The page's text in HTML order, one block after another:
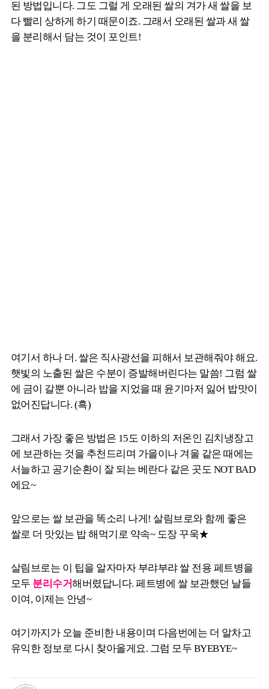
된 방법입니다. 그도 그럴 게 오래된 쌀의 겨가 새 쌀을 보
다 빨리 상하게 하기 때문이죠. 그래서 오래된 쌀과 새 쌀
을 분리해서 담는 것이 포인트!
여기서 하나 더. 쌀은 직사광선을 피해서 보관해줘야 해요.
햇빛의 노출된 쌀은 수분이 증발해버린다는 말씀! 그럼 쌀
에 금이 갈뿐 아니라 밥을 지었을 때 윤기마저 잃어 밥맛이
없어진답니다. (흑)
그래서 가장 좋은 방법은 15도 이하의 저온인 김치냉장고
에 보관하는 것을 추천드리며 가을이나 겨울 같은 때에는
서늘하고 공기순환이 잘 되는 베란다 같은 곳도 NOT BAD
에요~
앞으로는 쌀 보관을 똑소리 나게! 살림브로와 함께 좋은
쌀로 더 맛있는 밥 해먹기로 약속~ 도장 꾸욱★
살림브로는 이 팁을 알자마자 부랴부랴 쌀 전용 페트병을
모두 분리수거해버렸답니다. 페트병에 쌀 보관했던 날들
이여, 이제는 안녕~
여기까지가 오늘 준비한 내용이며 다음번에는 더 알차고
유익한 정보로 다시 찾아올게요. 그럼 모두 BYEBYE~